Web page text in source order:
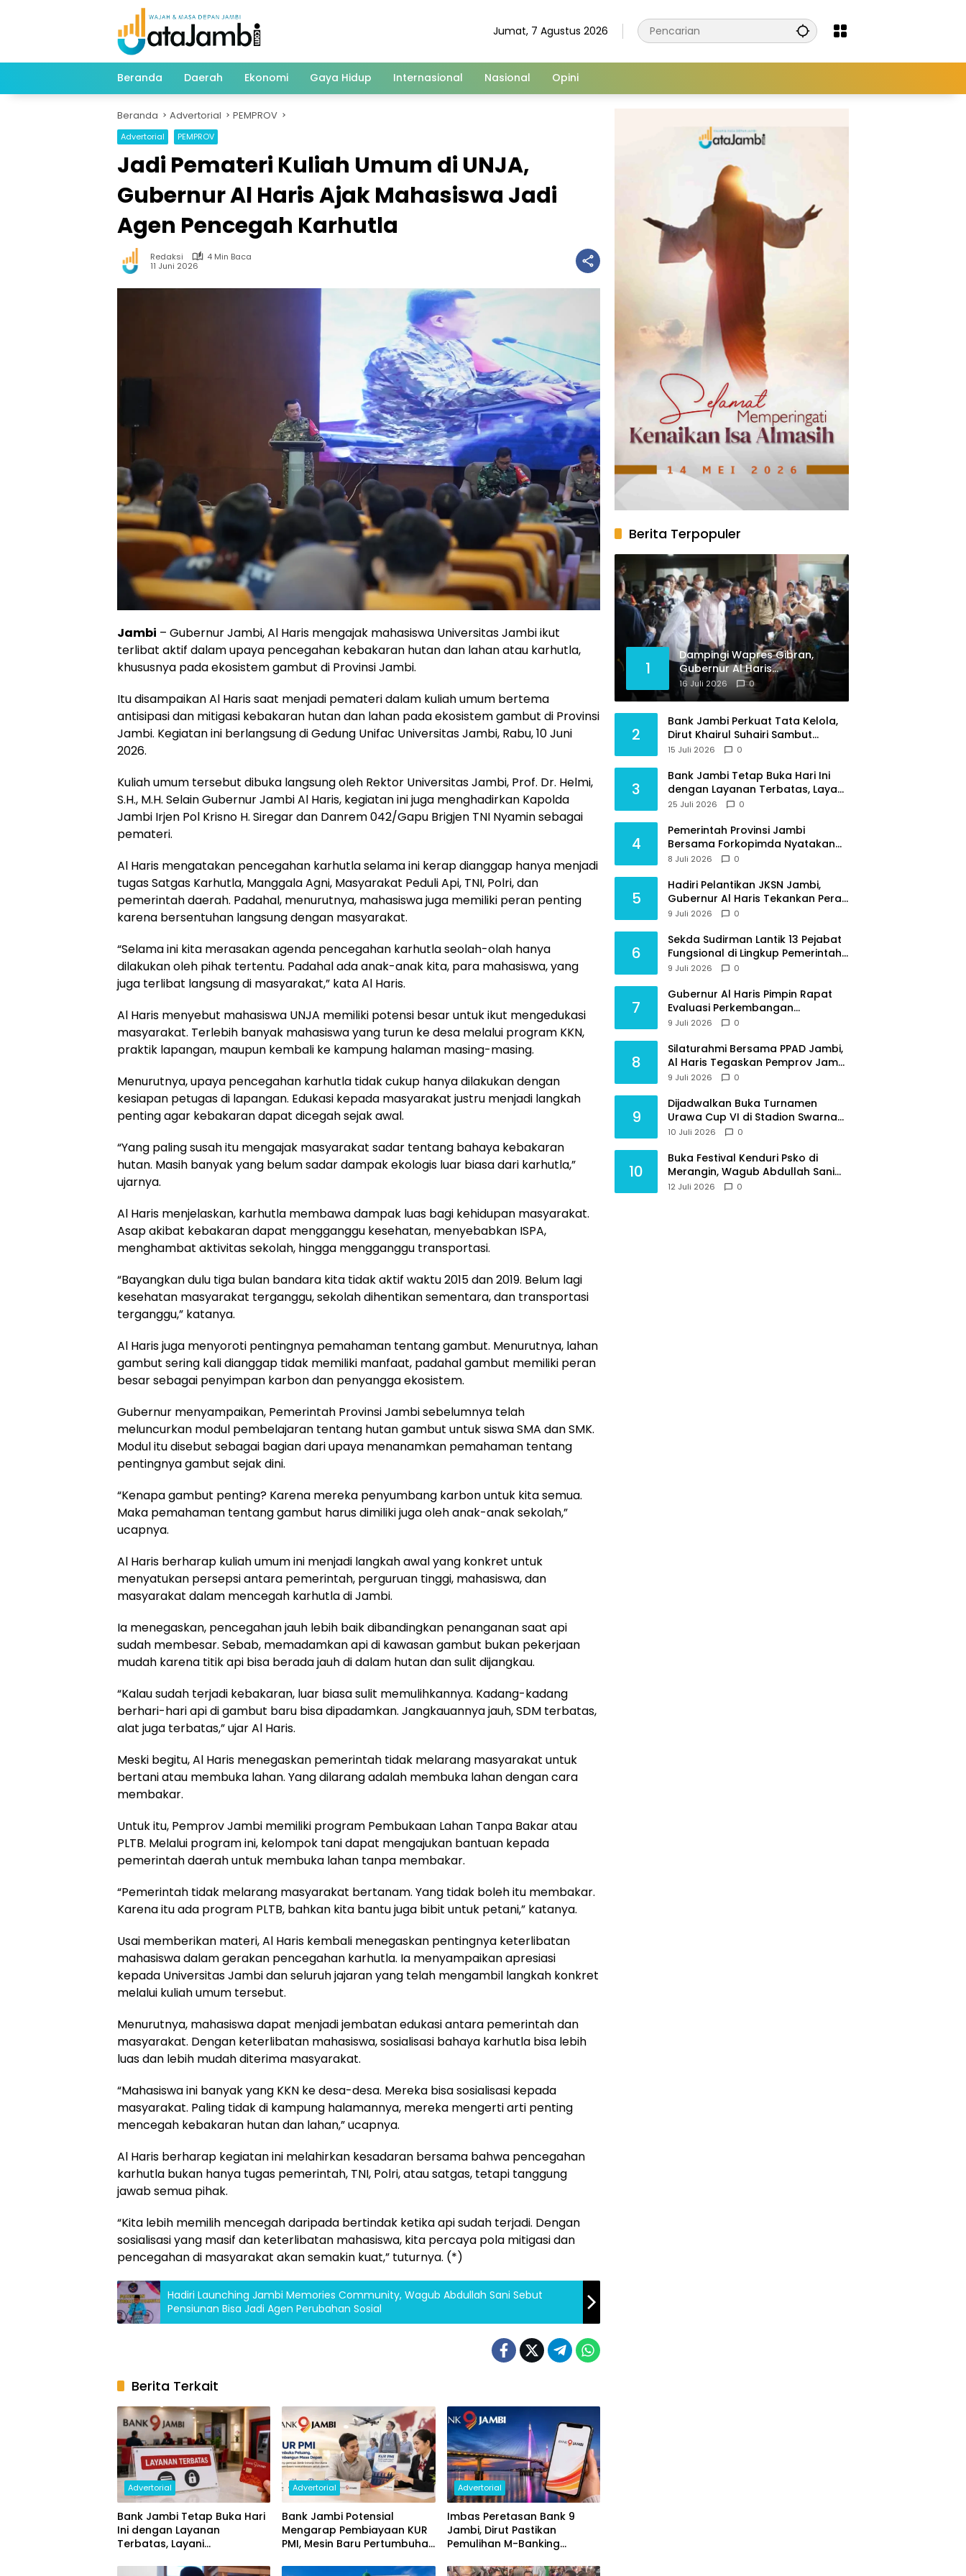
Jumat, 7 Agustus 2026
Beranda Daerah Ekonomi Gaya Hidup Internasional Nasional Opini
Beranda Advertorial PEMPROV
Advertorial PEMPROV
Jadi Pemateri Kuliah Umum di UNJA,
Gubernur Al Haris Ajak Mahasiswa Jadi
Agen Pencegah Karhutla
Redaksi
4 Min Baca
11 Juni 2026
Jambi – Gubernur Jambi, Al Haris mengajak mahasiswa Universitas Jambi ikut
terlibat aktif dalam upaya pencegahan kebakaran hutan dan lahan atau karhutla,
khususnya pada ekosistem gambut di Provinsi Jambi.
Itu disampaikan Al Haris saat menjadi pemateri dalam kuliah umum bertema
antisipasi dan mitigasi kebakaran hutan dan lahan pada ekosistem gambut di Provinsi
Jambi. Kegiatan ini berlangsung di Gedung Unifac Universitas Jambi, Rabu, 10 Juni
2026.
Kuliah umum tersebut dibuka langsung oleh Rektor Universitas Jambi, Prof. Dr. Helmi,
S.H., M.H. Selain Gubernur Jambi Al Haris, kegiatan ini juga menghadirkan Kapolda
Jambi Irjen Pol Krisno H. Siregar dan Danrem 042/Gapu Brigjen TNI Nyamin sebagai
pemateri.
Al Haris mengatakan pencegahan karhutla selama ini kerap dianggap hanya menjadi
tugas Satgas Karhutla, Manggala Agni, Masyarakat Peduli Api, TNI, Polri, dan
pemerintah daerah. Padahal, menurutnya, mahasiswa juga memiliki peran penting
karena bersentuhan langsung dengan masyarakat.
“Selama ini kita merasakan agenda pencegahan karhutla seolah-olah hanya
dilakukan oleh pihak tertentu. Padahal ada anak-anak kita, para mahasiswa, yang
juga terlibat langsung di masyarakat,” kata Al Haris.
Al Haris menyebut mahasiswa UNJA memiliki potensi besar untuk ikut mengedukasi
masyarakat. Terlebih banyak mahasiswa yang turun ke desa melalui program KKN,
praktik lapangan, maupun kembali ke kampung halaman masing-masing.
Menurutnya, upaya pencegahan karhutla tidak cukup hanya dilakukan dengan
kesiapan petugas di lapangan. Edukasi kepada masyarakat justru menjadi langkah
penting agar kebakaran dapat dicegah sejak awal.
“Yang paling susah itu mengajak masyarakat sadar tentang bahaya kebakaran
hutan. Masih banyak yang belum sadar dampak ekologis luar biasa dari karhutla,”
ujarnya.
Al Haris menjelaskan, karhutla membawa dampak luas bagi kehidupan masyarakat.
Asap akibat kebakaran dapat mengganggu kesehatan, menyebabkan ISPA,
menghambat aktivitas sekolah, hingga mengganggu transportasi.
“Bayangkan dulu tiga bulan bandara kita tidak aktif waktu 2015 dan 2019. Belum lagi
kesehatan masyarakat terganggu, sekolah dihentikan sementara, dan transportasi
terganggu,” katanya.
Al Haris juga menyoroti pentingnya pemahaman tentang gambut. Menurutnya, lahan
gambut sering kali dianggap tidak memiliki manfaat, padahal gambut memiliki peran
besar sebagai penyimpan karbon dan penyangga ekosistem.
Gubernur menyampaikan, Pemerintah Provinsi Jambi sebelumnya telah
meluncurkan modul pembelajaran tentang hutan gambut untuk siswa SMA dan SMK.
Modul itu disebut sebagai bagian dari upaya menanamkan pemahaman tentang
pentingnya gambut sejak dini.
“Kenapa gambut penting? Karena mereka penyumbang karbon untuk kita semua.
Maka pemahaman tentang gambut harus dimiliki juga oleh anak-anak sekolah,”
ucapnya.
Al Haris berharap kuliah umum ini menjadi langkah awal yang konkret untuk
menyatukan persepsi antara pemerintah, perguruan tinggi, mahasiswa, dan
masyarakat dalam mencegah karhutla di Jambi.
Ia menegaskan, pencegahan jauh lebih baik dibandingkan penanganan saat api
sudah membesar. Sebab, memadamkan api di kawasan gambut bukan pekerjaan
mudah karena titik api bisa berada jauh di dalam hutan dan sulit dijangkau.
“Kalau sudah terjadi kebakaran, luar biasa sulit memulihkannya. Kadang-kadang
berhari-hari api di gambut baru bisa dipadamkan. Jangkauannya jauh, SDM terbatas,
alat juga terbatas,” ujar Al Haris.
Meski begitu, Al Haris menegaskan pemerintah tidak melarang masyarakat untuk
bertani atau membuka lahan. Yang dilarang adalah membuka lahan dengan cara
membakar.
Untuk itu, Pemprov Jambi memiliki program Pembukaan Lahan Tanpa Bakar atau
PLTB. Melalui program ini, kelompok tani dapat mengajukan bantuan kepada
pemerintah daerah untuk membuka lahan tanpa membakar.
“Pemerintah tidak melarang masyarakat bertanam. Yang tidak boleh itu membakar.
Karena itu ada program PLTB, bahkan kita bantu juga bibit untuk petani,” katanya.
Usai memberikan materi, Al Haris kembali menegaskan pentingnya keterlibatan
mahasiswa dalam gerakan pencegahan karhutla. Ia menyampaikan apresiasi
kepada Universitas Jambi dan seluruh jajaran yang telah mengambil langkah konkret
melalui kuliah umum tersebut.
Menurutnya, mahasiswa dapat menjadi jembatan edukasi antara pemerintah dan
masyarakat. Dengan keterlibatan mahasiswa, sosialisasi bahaya karhutla bisa lebih
luas dan lebih mudah diterima masyarakat.
“Mahasiswa ini banyak yang KKN ke desa-desa. Mereka bisa sosialisasi kepada
masyarakat. Paling tidak di kampung halamannya, mereka mengerti arti penting
mencegah kebakaran hutan dan lahan,” ucapnya.
Al Haris berharap kegiatan ini melahirkan kesadaran bersama bahwa pencegahan
karhutla bukan hanya tugas pemerintah, TNI, Polri, atau satgas, tetapi tanggung
jawab semua pihak.
“Kita lebih memilih mencegah daripada bertindak ketika api sudah terjadi. Dengan
sosialisasi yang masif dan keterlibatan mahasiswa, kita percaya pola mitigasi dan
pencegahan di masyarakat akan semakin kuat,” tuturnya. (*)
Hadiri Launching Jambi Memories Community, Wagub Abdullah Sani Sebut
Pensiunan Bisa Jadi Agen Perubahan Sosial
Berita Terkait
Advertorial
Bank Jambi Tetap Buka Hari
Ini dengan Layanan
Terbatas, Layani
Perubahan PIN
Advertorial
Bank Jambi Potensial
Mengarap Pembiayaan KUR
PMI, Mesin Baru Pertumbuhan
Advertorial
Imbas Peretasan Bank 9
Jambi, Dirut Pastikan
Pemulihan M-Banking
Berita Terpopuler
1
Dampingi Wapres Gibran,
Gubernur Al Haris
Perjuangkan MRI Baru dan
Tambahan Dokter Spesialis
16 Juli 2026 0
2
Bank Jambi Perkuat Tata Kelola,
Dirut Khairul Suhairi Sambut
Sinergi Strategis Bersama BPKP
15 Juli 2026 0
3
Bank Jambi Tetap Buka Hari Ini
dengan Layanan Terbatas, Layani
Penggantian Kartu ATM dan
25 Juli 2026 0
4
Pemerintah Provinsi Jambi
Bersama Forkopimda Nyatakan
Sikap Tegas Berantas Geng Motor
8 Juli 2026 0
5
Hadiri Pelantikan JKSN Jambi,
Gubernur Al Haris Tekankan Peran
Guru dan Kiai Jaga Moral
9 Juli 2026 0
6
Sekda Sudirman Lantik 13 Pejabat
Fungsional di Lingkup Pemerintah
Provinsi Jambi
9 Juli 2026 0
7
Gubernur Al Haris Pimpin Rapat
Evaluasi Perkembangan
Pelaksanaan Kegiatan
9 Juli 2026 0
8
Silaturahmi Bersama PPAD Jambi,
Al Haris Tegaskan Pemprov Jambi
Terus Rangkul Para Purnawirawan
9 Juli 2026 0
9
Dijadwalkan Buka Turnamen
Urawa Cup VI di Stadion Swarna
Bhumi, Gubernur Al Haris Siap
10 Juli 2026 0
10
Buka Festival Kenduri Psko di
Merangin, Wagub Abdullah Sani
Ajak Generasi Muda Jaga Budaya
12 Juli 2026 0